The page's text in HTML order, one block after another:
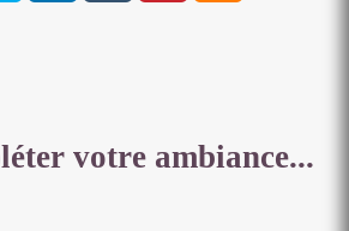
votre ambiance...